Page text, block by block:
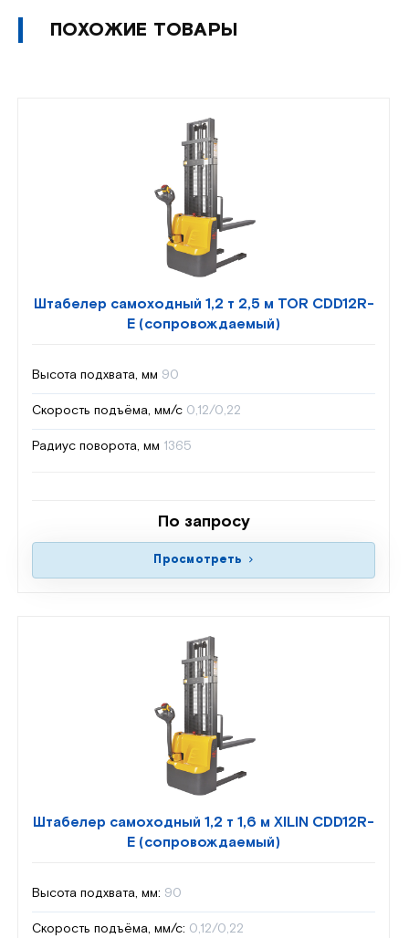
ПОХОЖИЕ ТОВАРЫ
Штабелер самоходный 1,2 т 2,5 м TOR CDD12R-
E (сопровождаемый)
Высота подхвата, мм 90
Скорость подъёма, мм/с 0,12/0,22
Радиус поворота, мм 1365
По запросу
Просмотреть
Штабелер самоходный 1,2 т 1,6 м XILIN CDD12R-
E (сопровождаемый)
Высота подхвата, мм: 90
Скорость подъёма, мм/с: 0,12/0,22